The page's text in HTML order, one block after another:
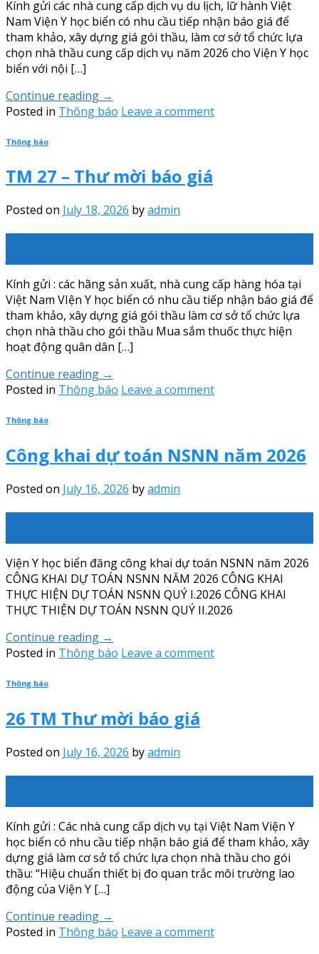
Kính gửi các nhà cung cấp dịch vụ du lịch, lữ hành Việt
Nam Viện Y học biển có nhu cầu tiếp nhận báo giá để
tham khảo, xây dựng giá gói thầu, làm cơ sở tổ chức lựa
chọn nhà thầu cung cấp dịch vụ năm 2026 cho Viện Y học
biển với nội […]
Continue reading →
Posted in Thông báo Leave a comment
Thông báo
TM 27 – Thư mời báo giá
Posted on July 18, 2026 byadmin
Kính gửi : các hãng sản xuất, nhà cung cấp hàng hóa tại
Việt Nam VIện Y học biển có nhu cầu tiếp nhận báo giá để
tham khảo, xây dựng giá gói thầu làm cơ sở tổ chức lựa
chọn nhà thầu cho gói thầu Mua sắm thuốc thực hiện
hoạt động quân dân […]
Continue reading →
Posted in Thông báo Leave a comment
Thông báo
Công khai dự toán NSNN năm 2026
Posted on July 16, 2026 byadmin
Viện Y học biển đăng công khai dự toán NSNN năm 2026
CÔNG KHAI DỰ TOÁN NSNN NĂM 2026 CÔNG KHAI
THỰC HIỆN DỰ TOÁN NSNN QUÝ I.2026 CÔNG KHAI
THỰC THIỆN DỰ TOÁN NSNN QUÝ II.2026
Continue reading →
Posted in Thông báo Leave a comment
Thông báo
26 TM Thư mời báo giá
Posted on July 16, 2026 byadmin
Kính gửi : Các nhà cung cấp dịch vụ tại Việt Nam Viện Y
học biển có nhu cầu tiếp nhận báo giá để tham khảo, xây
dựng giá làm cơ sở tổ chức lựa chọn nhà thầu cho gói
thầu: “Hiệu chuẩn thiết bị đo quan trắc môi trường lao
động của Viện Y […]
Continue reading →
Posted in Thông báo Leave a comment